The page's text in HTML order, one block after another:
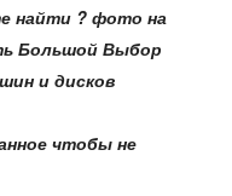
найти ? фото на
Большой Выбор
и дисков
чтобы не